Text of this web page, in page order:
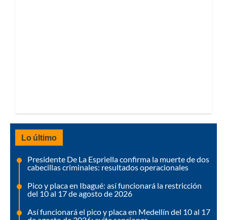
Lo último
Presidente De La Espriella confirma la muerte de dos
cabecillas criminales: resultados operacionales
Pico y placa en Ibagué: así funcionará la restricción
del 10 al 17 de agosto de 2026
Así funcionará el pico y placa en Medellín del 10 al 17